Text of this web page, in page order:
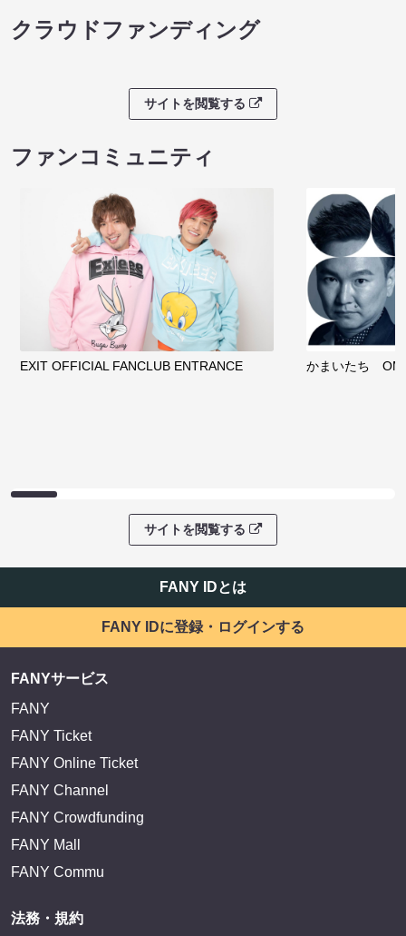
クラウドファンディング
サイトを閲覧する
ファンコミュニティ
EXIT OFFICIAL FANCLUB ENTRANCE かまいたち
サイトを閲覧する
FANY IDとは
FANY IDに登録・ログインする
FANYサービス
FANY
FANY Ticket
FANY Online Ticket
FANY Channel
FANY Crowdfunding
FANY Mall
FANY Commu
法務・規約